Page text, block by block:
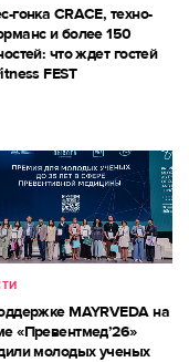
гонка CRACE, техно-
и более 150
что ждет гостей
FEST
MAYRVEDA на
«Превентмед’26»
молодых ученых